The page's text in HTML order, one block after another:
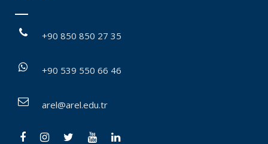
+90 850 850 27 35
+90 539 550 66 46
arel@arel.edu.tr